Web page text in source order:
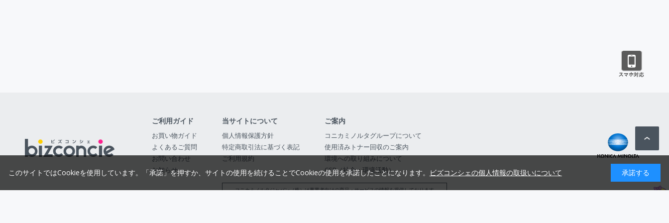
ご利用ガイド
お買い物ガイド
よくあるご質問
お問い合わせ
お知らせ
当サイトについて
個人情報保護方針
特定商取引法に基づく表記
ご利用規約
ご案内
コニカミノルタグループについて
使用済みトナー回収のご案内
環境への取り組みについて
CSR（社会・環境活動）
コニカミノルタジャパン（株）は事業者向けの商品・サービスの情報を提供しております
このサイトではCookieを使用しています。「承諾」を押すか、サイトの使用を続けることでCookieの使用を承諾したことになります。 ビズコンシェの個人情報の取扱いについて 承諾する